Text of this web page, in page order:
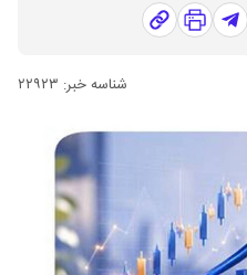
شناسه خبر: ۲۲۹۲۳